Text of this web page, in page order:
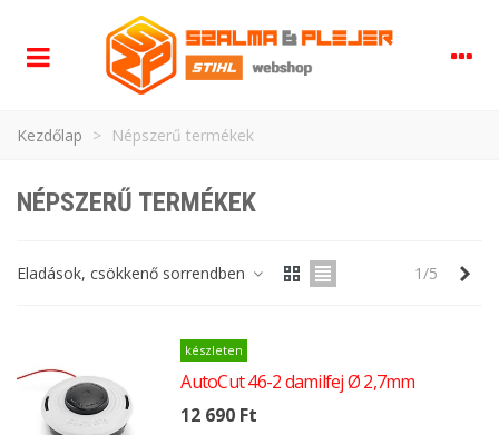
Kezdőlap > Népszerű termékek
NÉPSZERŰ TERMÉKEK
Eladások, csökkenő sorrendben 1/5
készleten
AutoCut 46-2 damilfej Ø 2,7mm
12 690 Ft